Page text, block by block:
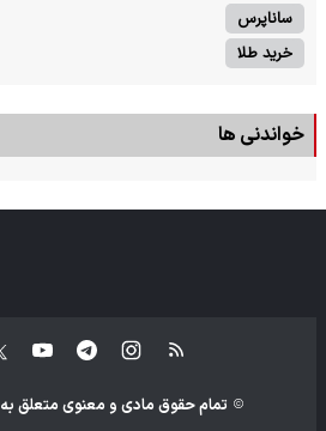
ساناپرس
خرید طلا
خواندنی ها
تمام حقوق مادی و معنوی متعلق به